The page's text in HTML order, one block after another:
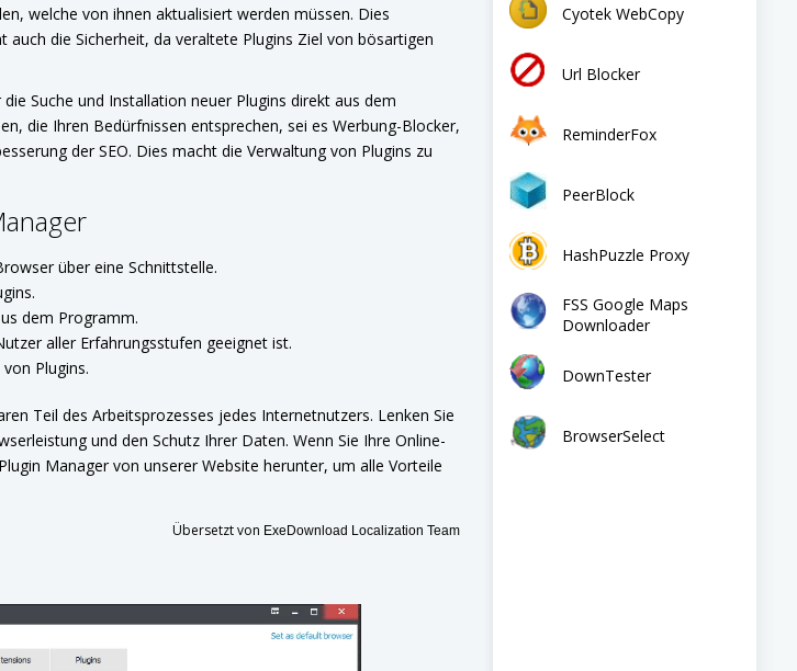
welche von ihnen aktualisiert werden müssen. Dies
die Sicherheit, da veraltete Plugins Ziel von bösartigen
Suche und Installation neuer Plugins direkt aus dem
die Ihren Bedürfnissen entsprechen, sei es Werbung-Blocker,
der SEO. Dies macht die Verwaltung von Plugins zu
über eine Schnittstelle.
dem Programm.
aller Erfahrungsstufen geeignet ist.
Plugins.
Teil des Arbeitsprozesses jedes Internetnutzers. Lenken Sie
und den Schutz Ihrer Daten. Wenn Sie Ihre Online-
Manager von unserer Website herunter, um alle Vorteile
Übersetzt von ExeDownload Localization Team
Cyotek WebCopy
Url Blocker
ReminderFox
PeerBlock
HashPuzzle Proxy
FSS Google Maps
Downloader
DownTester
BrowserSelect